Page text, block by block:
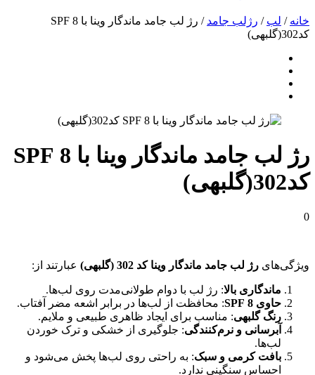
خانه / لب / رژلب جامد
/ رژ لب جامد ماندگار وینا با SPF 8
کد302(گلبهی)
رژ لب جامد ماندگار وینا با SPF 8
کد302(گلبهی)
0
ویژگی‌های رژ لب جامد ماندگار وینا کد 302 (گلبهی) عبارتند از:
ماندگاری بالا: رژ لب با دوام طولانی‌مدت روی لب‌ها.
حاوی SPF 8
: محافظت از لب‌ها در برابر اشعه مضر آفتاب.
رنگ گلبهی: مناسب برای ایجاد ظاهری طبیعی و ملایم.
آبرسانی و نرم‌کنندگی: جلوگیری از خشکی و ترک خوردن
لب‌ها.
بافت کرمی و سبک: به‌ راحتی روی لب‌ها پخش می‌شود و
احساس سنگینی ندارد.